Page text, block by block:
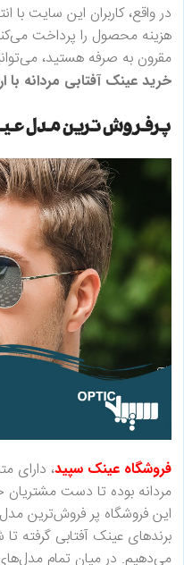
در واقع، کاربران این سایت
هزینه محصول را پرداخت
مقرون به صرفه هستید،
خرید عینک آفتابی مردانه با
پرفروش ترین مدل
فروشگاه عینک سپید، دارای
مردانه بوده تا دست مشتریان
این فروشگاه پر فروش‌ترین
برندهای عینک آفتابی گرفته تا
می‌دهیم. در میان تمام